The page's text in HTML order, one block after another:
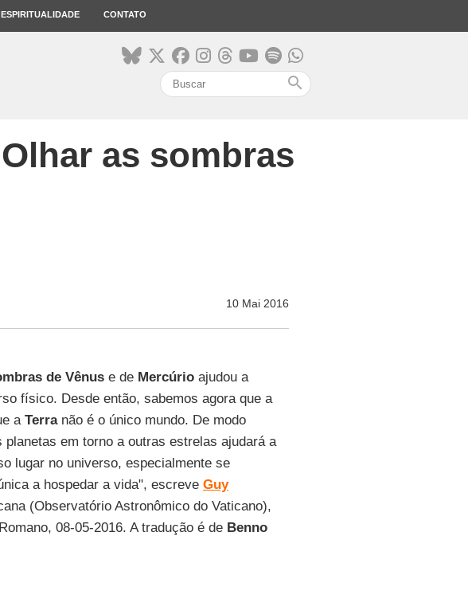
ESPIRITUALIDADE CONTATO
search
as sombras
10 Mai 2016
de Vênuse de Mercúrioajudou a
físico. Desde então, sabemos agora que a
a Terranão é o único mundo. De modo
em torno a outras estrelas ajudará a
lugar no universo, especialmente se
a hospedar a vida", escreve Guy
(Observatório Astronômico do Vaticano),
08-05-2016. A tradução é de Benno